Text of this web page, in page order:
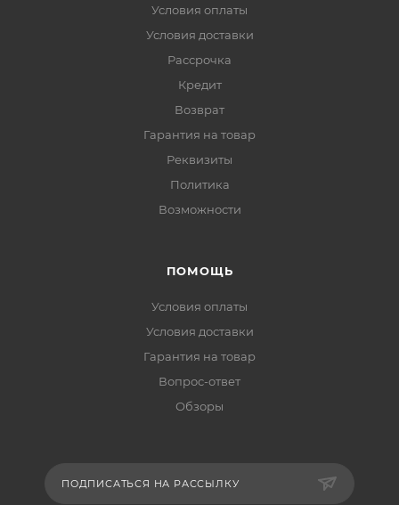
Условия оплаты
Условия доставки
Рассрочка
Кредит
Возврат
Гарантия на товар
Реквизиты
Политика
Возможности
ПОМОЩЬ
Условия оплаты
Условия доставки
Гарантия на товар
Вопрос-ответ
Обзоры
ПОДПИСАТЬСЯ НА РАССЫЛКУ